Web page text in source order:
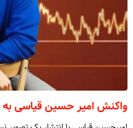
واکنش امیر حسین قیاسی به